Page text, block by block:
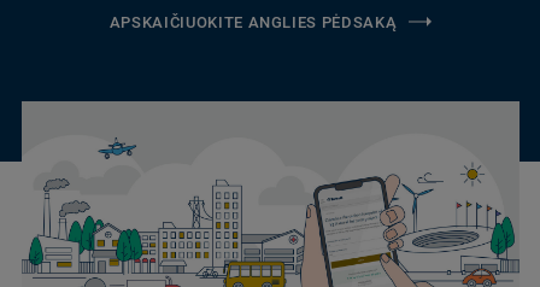
APSKAIČIUOKITE ANGLIES PĖDSAKĄ